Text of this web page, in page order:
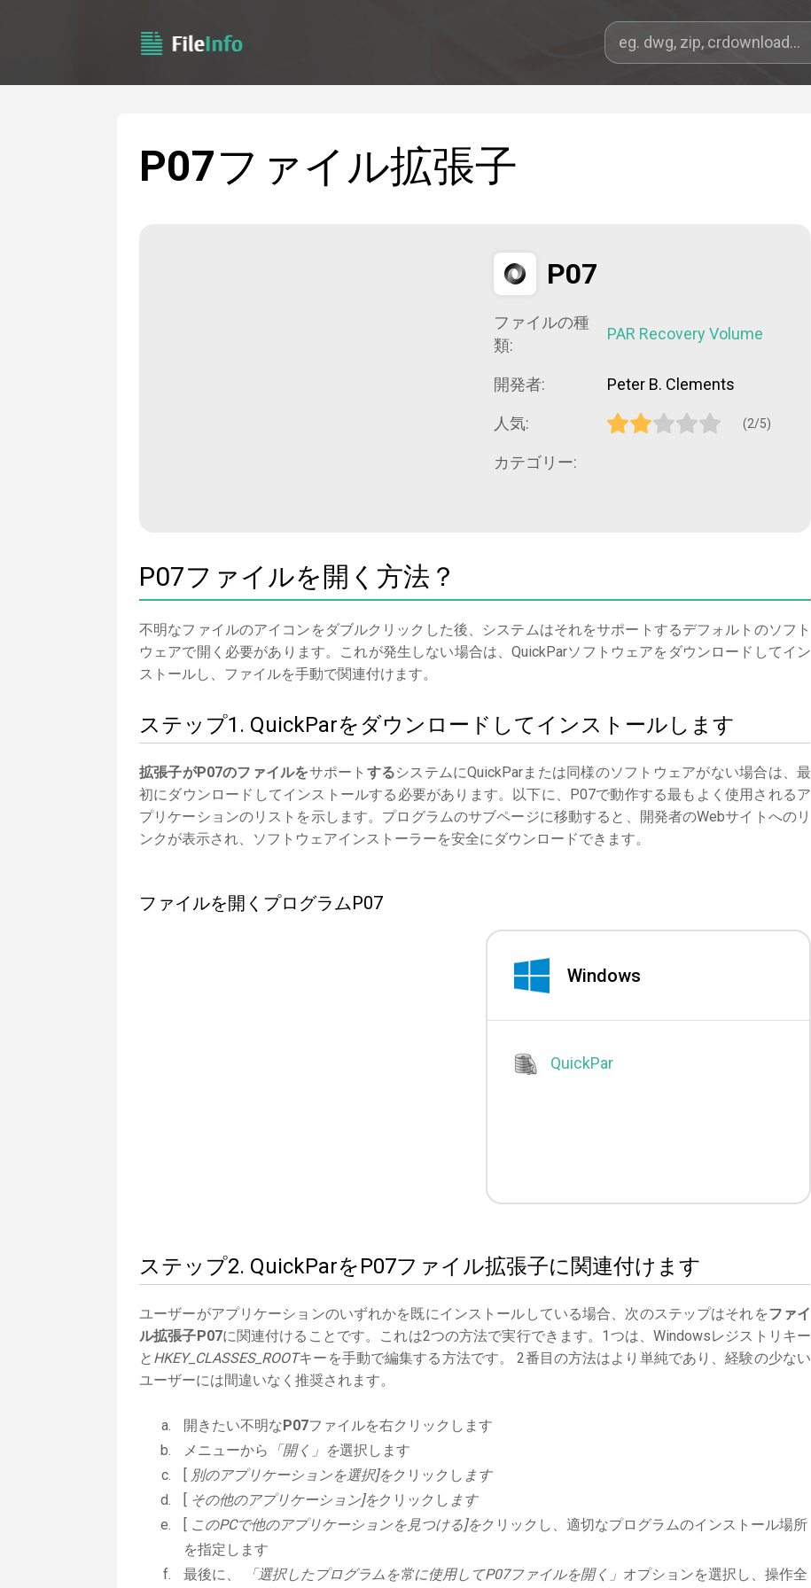
P07ファイル拡張子
P07
ファイルの種
類:
PAR Recovery Volume
開発者: Peter B. Clements
人気: (2/5)
カテゴリー:
P07ファイルを開く方法？
不明なファイルのアイコンをダブルクリックした後、システムはそれをサポートするデフォルトのソフト
ウェアで開く必要があります。これが発生しない場合は、QuickParソフトウェアをダウンロードしてイン
ストールし、ファイルを手動で関連付けます。
ステップ1. QuickParをダウンロードしてインストールします
拡張子がP07のファイルをサポート するシステムにQuickParまたは同様のソフトウェアがない場合は、最
初にダウンロードしてインストールする必要があります。以下に、P07で動作する最もよく使用されるア
プリケーションのリストを示します。プログラムのサブページに移動すると、開発者のWebサイトへのリ
ンクが表示され、ソフトウェアインストーラーを安全にダウンロードできます。
ファイルを開くプログラムP07
Windows
QuickPar
ステップ2. QuickParをP07ファイル拡張子に関連付けます
ユーザーがアプリケーションのいずれかを既にインストールしている場合、次のステップはそれをファイ
ル拡張子P07に関連付けることです。これは2つの方法で実行できます。1つは、Windowsレジストリキー
と HKEY_CLASSES_ROOTキーを手動で編集する方法です。 2番目の方法はより単純であり、経験の少ない
ユーザーには間違いなく推奨されます。
開きたい不明なP07ファイルを右クリックします
メニューから
「開く」を選択します
[ 別のアプリケーションを選択]をクリックし ます
[ その他のアプリケーション]をクリックし ます
[ このPCで他のアプリケーションを見つける]をクリックし、適切なプログラムのインストール場所
を指定します
最後に、
「選択したプログラムを常に使用してP07ファイルを開く」 オプションを選択し、操作全